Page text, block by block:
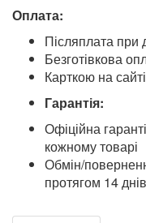
Оплата:
Післяплата
Безготівкова
Карткою на сайті
Гарантія:
Офіційна
кожному товарі
Обмін/
протягом 14 днів